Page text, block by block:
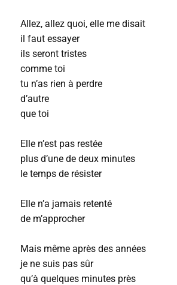
Allez, allez quoi, elle me disait
il faut essayer
ils seront tristes
comme toi
tu n’as rien à perdre
d’autre
que toi
Elle n’est pas restée
plus d’une de deux minutes
le temps de résister
Elle n’a jamais retenté
de m’approcher
Mais même après des années
je ne suis pas sûr
qu’à quelques minutes près